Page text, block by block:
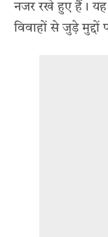
नजर रखे हुए हैं। यह
विवाहों से जुड़े